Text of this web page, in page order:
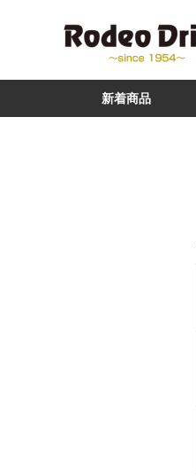
新着商品